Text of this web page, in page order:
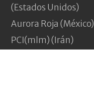
(Estados Unidos)
Aurora Roja (México)
PCI(mlm) (Irán)